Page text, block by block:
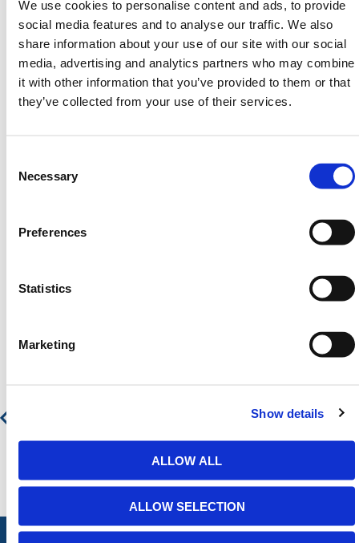
We use cookies to personalise content and ads, to provide
social media features and to analyse our traffic. We also
share information about your use of our site with our social
media, advertising and analytics partners who may combine
it with other information that you’ve provided to them or that
they’ve collected from your use of their services.
Selection
Necessary
Preferences
Statistics
Marketing
Show details
ALLOW ALL
ALLOW SELECTION
Daarnaast bieden we ook Spill Kits voor chemicaliën,
olie en brandstof en AdBlue, evenals een reeks
Jumbo Spill Kits in ons assortiment Spill
Containment.
naarsales@hermeq.nl